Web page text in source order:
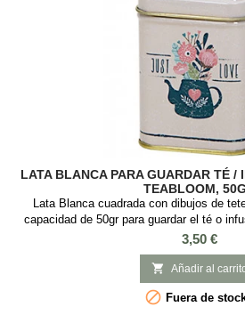
LATA BLANCA PARA GUARDAR TÉ /
TEABLOOM,
Lata Blanca cuadrada con dibujos de
capacidad de 50gr para guardar el té o
guardar té o infusiones, es cuadrada con
6 x 6 x 8 cm.
Precio
3,50 €
 Añadir al
 Fuera de